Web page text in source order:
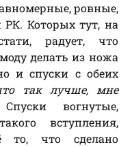
ровные,
Которых тут, на
радует, что
делать из ножа
и спуски с обеих
так лучше, мне
вогнутые,
вступления,
то, что сделано